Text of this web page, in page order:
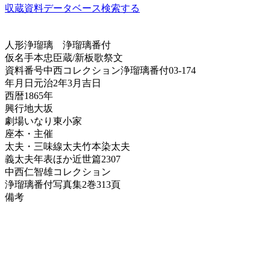
収蔵資料データベース検索する
人形浄瑠璃 浄瑠璃番付
仮名手本忠臣蔵/新板歌祭文
資料番号中西コレクション浄瑠璃番付03-174
年月日 元治2年3月吉日
西暦1865年
興行地大坂
劇場いなり東小家
座本・主催
太夫・三味線太夫竹本染太夫
義太夫年表ほか近世篇2307
中西仁智雄コレクション
浄瑠璃番付写真集2巻313頁
備考